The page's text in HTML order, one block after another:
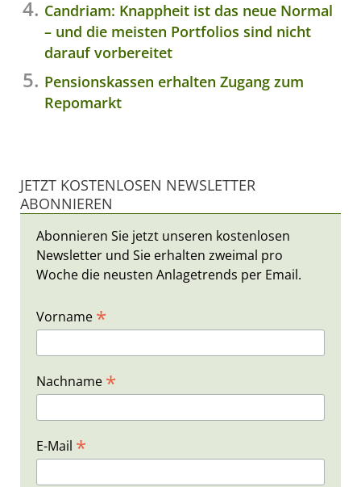
Candriam: Knappheit ist das neue Normal
– und die meisten Portfolios sind nicht
darauf vorbereitet
Pensionskassen erhalten Zugang zum
Repomarkt
JETZT KOSTENLOSEN NEWSLETTER
ABONNIEREN
Abonnieren Sie jetzt unseren kostenlosen
Newsletter und Sie erhalten zweimal pro
Woche die neusten Anlagetrends per Email.
Vorname *
Nachname *
E-Mail *